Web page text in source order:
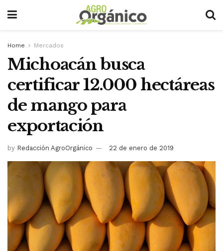
Home Mercados
Michoacán busca
certificar 12.000 hectáreas
de mango para
exportación
by Redacción AgroOrgánico 22 de enero de 2019